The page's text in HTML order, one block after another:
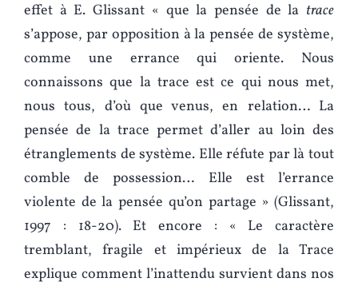
effet à E. Glissant « que la pensée de la trace
s’appose, par opposition à la pensée de système,
comme une errance qui oriente. Nous
connaissons que la trace est ce qui nous met,
nous tous, d’où que venus, en relation… La
pensée de la trace permet d’aller au loin des
étranglements de système. Elle réfute par là tout
comble de possession… Elle est l’errance
violente de la pensée qu’on partage » (Glissant,
1997 : 18-20). Et encore : « Le caractère
tremblant, fragile et impérieux de la Trace
explique comment l’inattendu survient dans nos